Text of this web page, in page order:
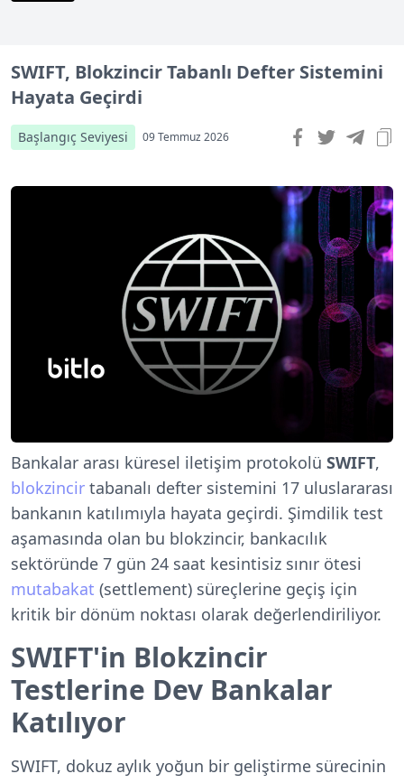
SWIFT, Blokzincir Tabanlı Defter Sistemini
Hayata Geçirdi
Başlangıç Seviyesi 09 Temmuz 2026
Bankalar arası küresel iletişim protokolü SWIFT,
blokzincir tabanalı defter sistemini 17 uluslararası
bankanın katılımıyla hayata geçirdi. Şimdilik test
aşamasında olan bu blokzincir, bankacılık
sektöründe 7 gün 24 saat kesintisiz sınır ötesi
mutabakat (settlement) süreçlerine geçiş için
kritik bir dönüm noktası olarak değerlendiriliyor.
SWIFT'in Blokzincir
Testlerine Dev Bankalar
Katılıyor
SWIFT, dokuz aylık yoğun bir geliştirme sürecinin